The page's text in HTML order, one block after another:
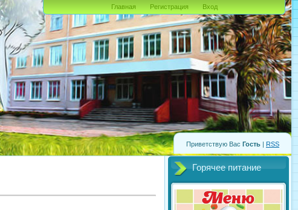
Приветствую Вас Гость | RSS
Главная Регистрация Вход
Горячее питание